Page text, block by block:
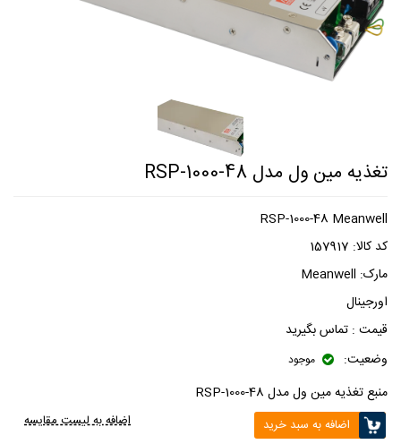
تغذیه مین ول مدل RSP-1000-48
RSP-1000-48 Meanwell
کد کالا: 157917
مارک: Meanwell
اورجینال
قیمت : تماس بگیرید
وضعیت:
موجود
منبع تغذیه مین ول مدل RSP-1000-48
اضافه به سبد خرید اضافه به لیست مقایسه